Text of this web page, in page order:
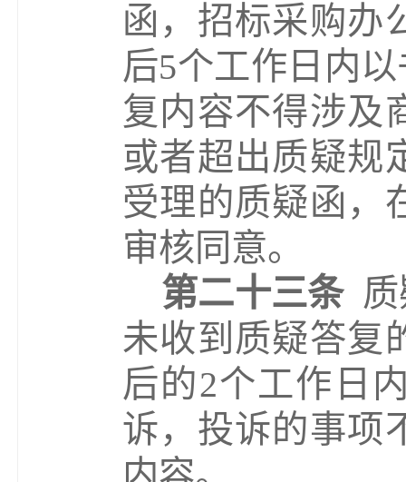
函， 招标采购办
后5个工作日内
复内容不得涉及
或者超出质疑规
受理的质疑函，
审核同意。
第二十三条
未收到质疑答复
后的2个工作日
诉，投诉的事项